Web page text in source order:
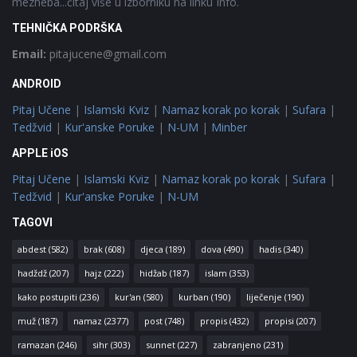
TEHNIČKA PODRŠKA
Email: pitajucene@gmail.com
ANDROID
Pitaj Učene | Islamski Kviz | Namaz korak po korak | Sufara |
Tedžvid | Kur'anske Poruke | N-UM | Minber
APPLE iOS
Pitaj Učene | Islamski Kviz | Namaz korak po korak | Sufara |
Tedžvid | Kur'anske Poruke | N-UM
TAGOVI
abdest (582) brak (608) djeca (189) dova (490) hadis (340)
hadždž (207) hajz (222) hidžab (187) islam (353)
kako postupiti (236) kur'an (580) kurban (190) liječenje (190)
muž (187) namaz (2377) post (748) propis (432) propisi (207)
ramazan (246) sihr (303) sunnet (227) zabranjeno (231)